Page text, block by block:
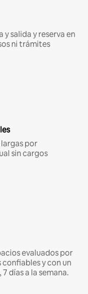
y salida y reserva en
ni trámites
por
sin cargos
evaluados por
y con un
días a la semana.